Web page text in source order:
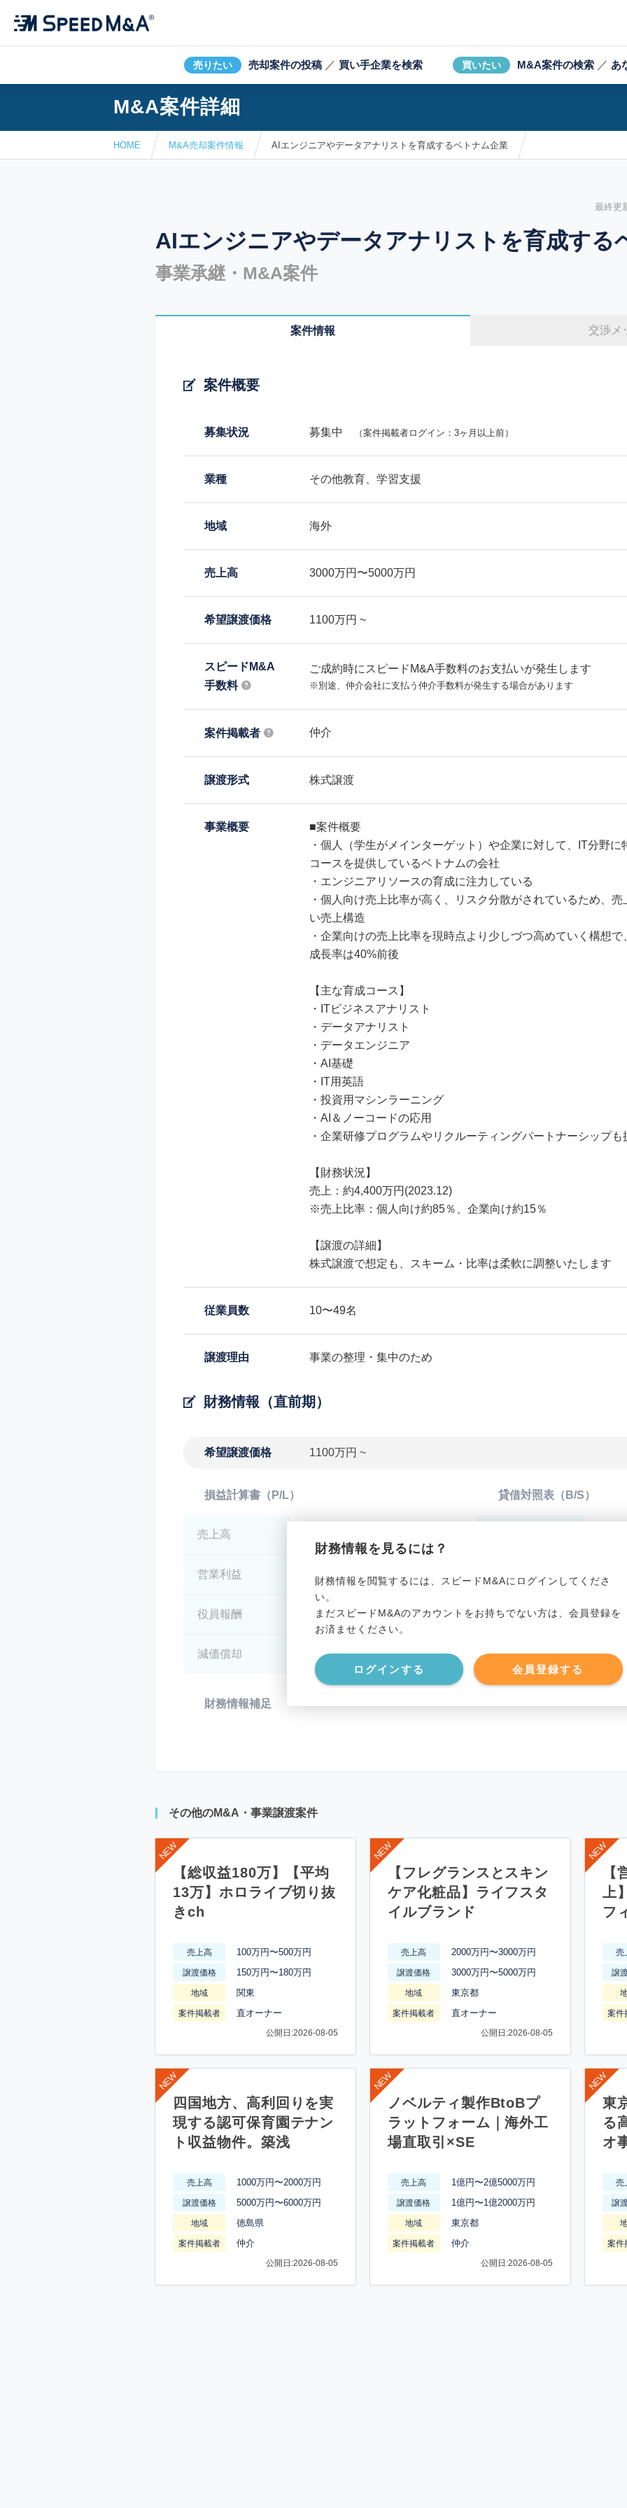
売りたい 売却案件の投稿 ／ 買い手企業を検索 買いたい M&A案件の検索 ／ あ
M&A案件詳細
HOME M&A売却案件情報 AIエンジニアやデータアナリストを育成するベトナム企業
最終更
AIエンジニアやデータアナリストを育成する
事業承継・M&A案件
案件情報 交渉メ
案件概要
募集状況 募集中 （案件掲載者ログイン：3ヶ月以上前）
業種 その他教育、学習支援
地域 海外
売上高 3000万円〜5000万円
希望譲渡価格 1100万円 ~
スピードM&A
手数料
ご成約時にスピードM&A手数料のお支払いが発生します
※別途、仲介会社に支払う仲介手数料が発生する場合があります
案件掲載者 仲介
譲渡形式 株式譲渡
事業概要
■案件概要
・個人（学生がメインターゲット）や企業に対して、IT分野
コースを提供しているベトナムの会社
・エンジニアリソースの育成に注力している
・個人向け売上比率が高く、リスク分散がされているため、
い売上構造
・企業向けの売上比率を現時点より少しづつ高めていく構想
成長率は40%前後
【主な育成コース】
・ITビジネスアナリスト
・データアナリスト
・データエンジニア
・AI基礎
・IT用英語
・投資用マシンラーニング
・AI＆ノーコードの応用
・企業研修プログラムやリクルーティングパートナーシップも
【財務状況】
売上：約4,400万円(2023.12)
※売上比率：個人向け約85％、企業向け約15％
【譲渡の詳細】
株式譲渡で想定も、スキーム・比率は柔軟に調整いたします
従業員数 10〜49名
譲渡理由 事業の整理・集中のため
財務情報（直前期）
希望譲渡価格 1100万円 ~
財務情報を見るには？
財務情報を閲覧するには、スピードM&Aにログインしてくださ
い。
まだスピードM&Aのアカウントをお持ちでない方は、会員登録を
お済ませください。
ログインする 会員登録する
損益計算書（P/L）
売上高
営業利益 ********************
役員報酬 ********************
減価償却 ********************
貸借対照表（B/S）
有利子負債
純資産
現預金
財務情報補足 ********************
その他のM&A・事業譲渡案件
【総収益180万】【平均
13万】ホロライブ切り抜
きch
売上高 100万円〜500万円
譲渡価格 150万円〜180万円
地域 関東
案件掲載者 直オーナー
公開日:2026-08-05
【フレグランスとスキン
ケア化粧品】ライフスタ
イルブランド
売上高 2000万円〜3000万円
譲渡価格 3000万円〜5000万円
地域 東京都
案件掲載者 直オーナー
公開日:2026-08-05
【
上
フ
売
譲
案件
四国地方、高利回りを実
現する認可保育園テナン
ト収益物件。築浅
売上高 1000万円〜2000万円
譲渡価格 5000万円〜6000万円
地域 徳島県
案件掲載者 仲介
公開日:2026-08-05
ノベルティ製作BtoBプ
ラットフォーム｜海外工
場直取引×SE
売上高 1億円〜2億5000万円
譲渡価格 1億円〜1億2000万円
地域 東京都
案件掲載者 仲介
公開日:2026-08-05
東
る
オ
売
譲
案件